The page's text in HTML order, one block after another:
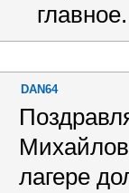
главное.
DAN64
лагере